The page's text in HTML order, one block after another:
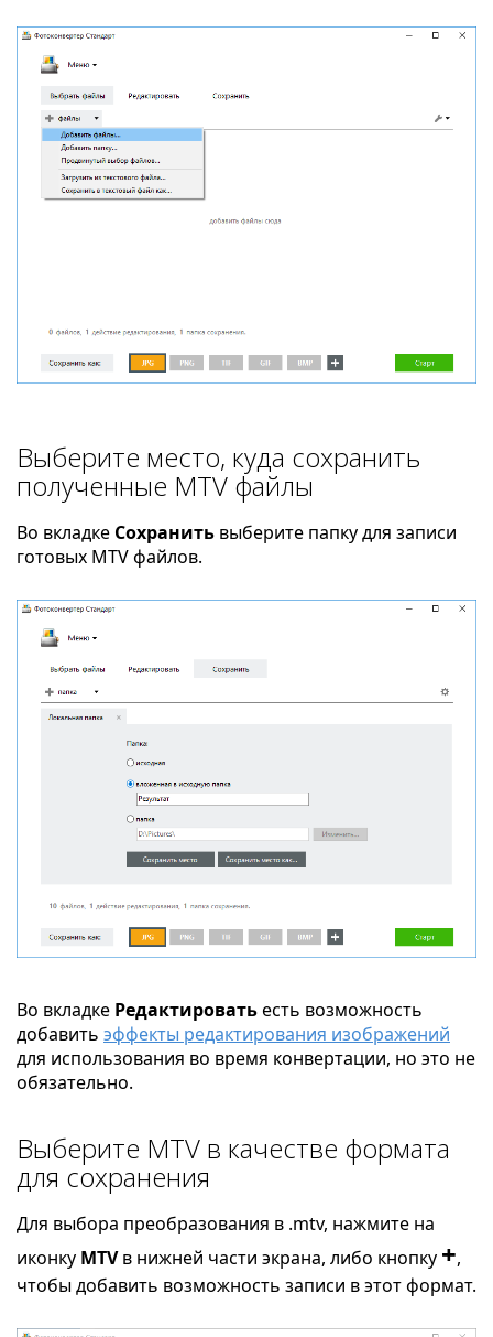
Выберите место, куда сохранить
полученные MTV файлы
Во вкладке Сохранить выберите папку для записи
готовых MTV файлов.
Во вкладке Редактироватьесть возможность
добавить эффекты редактирования изображений
для использования во время конвертации, но это не
обязательно.
Выберите MTV в качестве формата
для сохранения
Для выбора преобразования в .mtv, нажмите на
иконку MTVв нижней части экрана, либо кнопку +,
чтобы добавить возможность записи в этот формат.